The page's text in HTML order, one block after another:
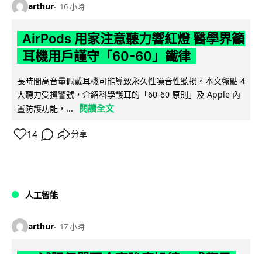
arthur 16 小時
AirPods 用家注意聽力響紅燈 醫學界籲
耳機用戶謹守「60-60」鐵律
長時間高音量佩戴耳機可能導致永久性噪音性聽損。本文盤點 4
大聽力受損警號，介紹科學護耳的「60-60 原則」及 Apple 內
置防護功能，...
閱讀全文
14 分享
人工智能
arthur 17 小時